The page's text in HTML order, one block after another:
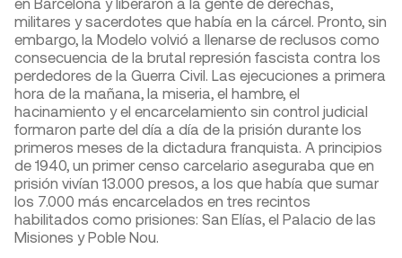
militares y sacerdotes que había en la cárcel. Pronto, sin
embargo, la Modelo volvió a llenarse de reclusos como
consecuencia de la brutal represión fascista contra los
perdedores de la Guerra Civil. Las ejecuciones a primera
hora de la mañana, la miseria, el hambre, el
hacinamiento y el encarcelamiento sin control judicial
formaron parte del día a día de la prisión durante los
primeros meses de la dictadura franquista. A principios
de 1940, un primer censo carcelario aseguraba que en
prisión vivían 13.000 presos, a los que había que sumar
los 7.000 más encarcelados en tres recintos
habilitados como prisiones: San Elías, el Palacio de las
Misiones y Poble Nou.